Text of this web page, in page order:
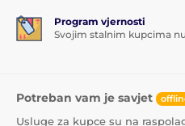
Program vjernosti
Svojim stalnim kupcima
Potreban vam je savjet
Usluge za kupce su na